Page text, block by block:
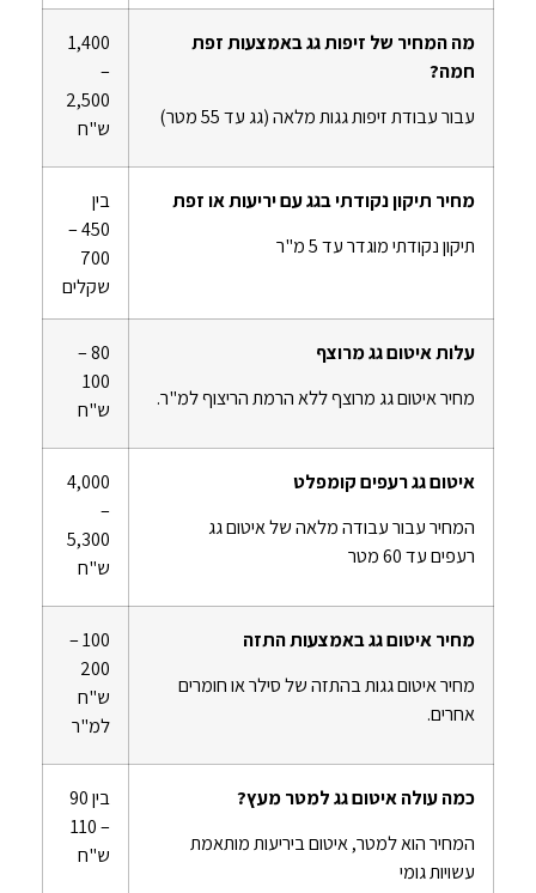
מה המחיר של זיפות גג באמצעות זפת
חמה?
עבור עבודת זיפות גגות מלאה (גג עד 55 מטר)
1,400
–
2,500
ש"ח
מחיר תיקון נקודתי בגג עם יריעות או זפת
תיקון נקודתי מוגדר עד 5 מ"ר
בין
450 –
700
שקלים
עלות איטום גג מרוצף
מחיר איטום גג מרוצף ללא הרמת הריצוף למ"ר.
80 –
100
ש"ח
איטום גג רעפים קומפלט
המחיר עבור עבודה מלאה של איטום גג
רעפים עד 60 מטר
4,000
–
5,300
ש"ח
מחיר איטום גג באמצעות התזה
מחיר איטום גגות בהתזה של סילר או חומרים
אחרים.
100 –
200
ש"ח
למ"ר
כמה עולה איטום גג למטר מעץ?
המחיר הוא למטר, איטום ביריעות מותאמת
עשויות גומי
בין 90
– 110
ש"ח